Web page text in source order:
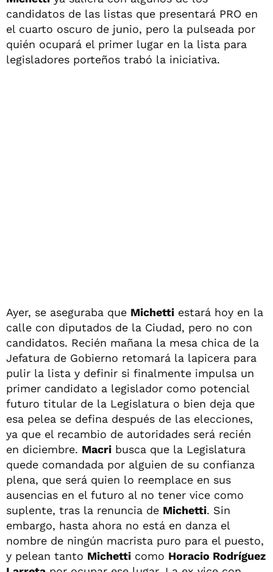
candidatos de las listas que presentará PRO en
el cuarto oscuro de junio, pero la pulseada por
quién ocupará el primer lugar en la lista para
legisladores porteños trabó la iniciativa.
Ayer, se aseguraba que Michetti estará hoy en la
calle con diputados de la Ciudad, pero no con
candidatos. Recién mañana la mesa chica de la
Jefatura de Gobierno retomará la lapicera para
pulir la lista y definir si finalmente impulsa un
primer candidato a legislador como potencial
futuro titular de la Legislatura o bien deja que
esa pelea se defina después de las elecciones,
ya que el recambio de autoridades será recién
en diciembre. Macri busca que la Legislatura
quede comandada por alguien de su confianza
plena, que será quien lo reemplace en sus
ausencias en el futuro al no tener vice como
suplente, tras la renuncia de Michetti. Sin
embargo, hasta ahora no está en danza el
nombre de ningún macrista puro para el puesto,
y pelean tanto Michetti como Horacio Rodríguez